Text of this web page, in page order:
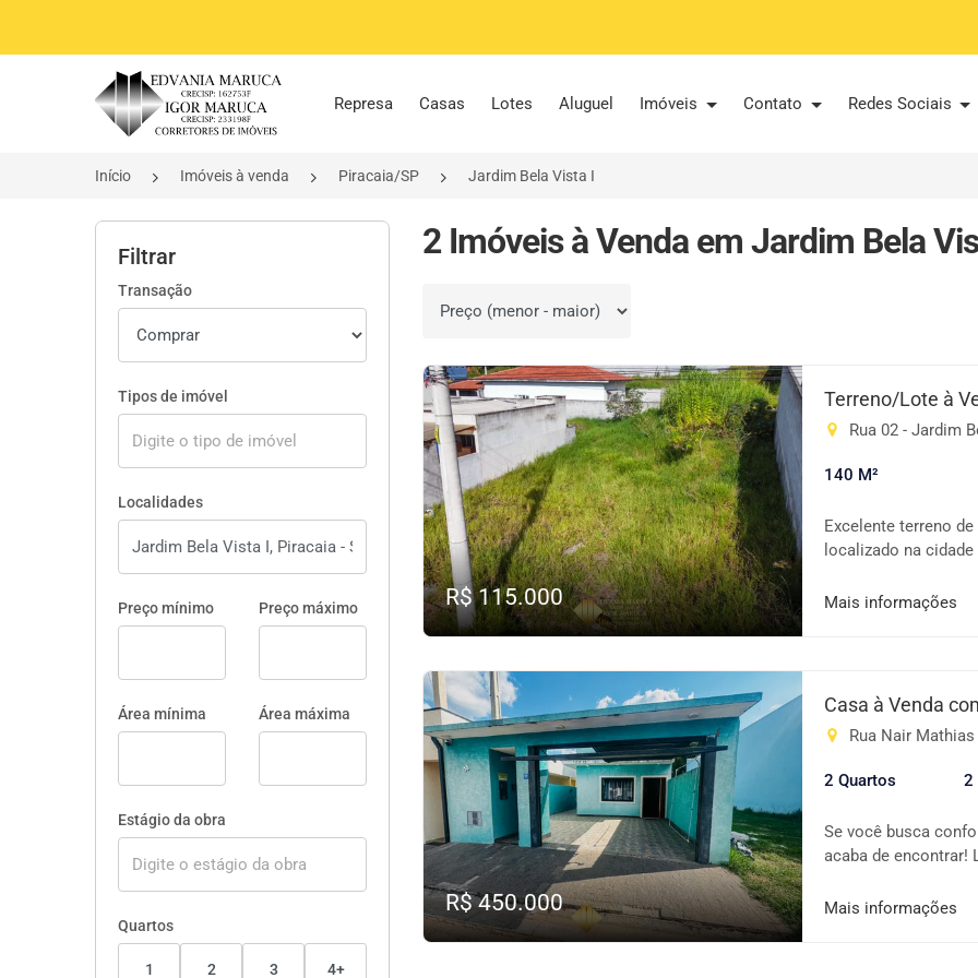
Página inicial
Represa Casas Lotes Aluguel Imóveis Contato Redes Sociais
Início Imóveis à venda Piracaia/SP Jardim Bela Vista I
Filtrar
Transação
Tipos de imóvel
Localidades
Preço mínimo Preço máximo
Área mínima Área máxima
Estágio da obra
Quartos
1 2 3 4+
2 Imóveis à Venda em Jardim Bela
Ordenar por
R$ 115.000
Terreno/Lote à
Rua 02 - Jardim
140 M²
Excelente terreno
localizado na
muito tranquilo e
contato conosco e
oportunidade! Igor
162.753 F Angélica
Mais informações
R$ 450.000
Casa à Venda
Rua Nair
2 Quartos 2
Se você busca
acaba de encontrar!
do interior com o
Mais informações